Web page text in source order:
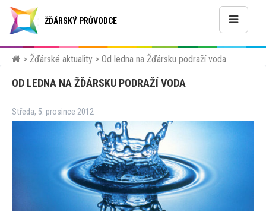
ŽĎÁRSKÝ PRŮVODCE
> Žďárské aktuality > Od ledna na Žďársku podraží voda
OD LEDNA NA ŽĎÁRSKU PODRAŽÍ VODA
Středa, 5. prosince 2012